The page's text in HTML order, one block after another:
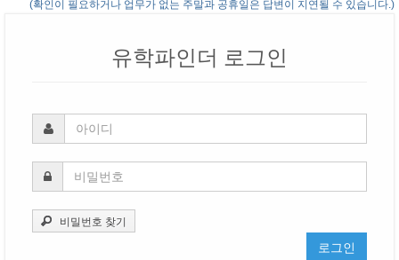
(확인이 필요하거나 업무가 없는 주말과 공휴일은 답변이 지연될 수 있습니다.)
유학파인더 로그인
비밀번호 찾기
로그인